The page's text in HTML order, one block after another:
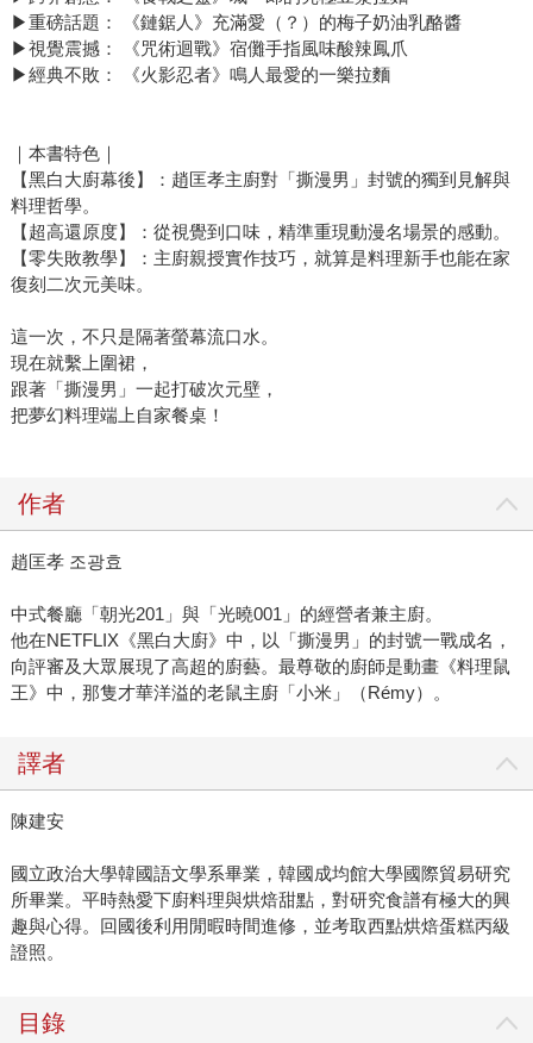
▶︎重磅話題： 《鏈鋸人》充滿愛（？）的梅子奶油乳酪醬
▶︎視覺震撼： 《咒術迴戰》宿儺手指風味酸辣鳳爪
▶︎經典不敗： 《火影忍者》鳴人最愛的一樂拉麵
｜本書特色｜
【黑白大廚幕後】：趙匡孝主廚對「撕漫男」封號的獨到見解與
料理哲學。
【超高還原度】：從視覺到口味，精準重現動漫名場景的感動。
【零失敗教學】：主廚親授實作技巧，就算是料理新手也能在家
復刻二次元美味。
這一次，不只是隔著螢幕流口水。
現在就繫上圍裙，
跟著「撕漫男」一起打破次元壁，
把夢幻料理端上自家餐桌！
作者
趙匡孝 조광효
中式餐廳「朝光201」與「光曉001」的經營者兼主廚。
他在NETFLIX《黑白大廚》中，以「撕漫男」的封號一戰成名，
向評審及大眾展現了高超的廚藝。最尊敬的廚師是動畫《料理鼠
王》中，那隻才華洋溢的老鼠主廚「小米」（Rémy）。
譯者
陳建安
國立政治大學韓國語文學系畢業，韓國成均館大學國際貿易研究
所畢業。平時熱愛下廚料理與烘焙甜點，對研究食譜有極大的興
趣與心得。回國後利用閒暇時間進修，並考取西點烘焙蛋糕丙級
證照。
目錄